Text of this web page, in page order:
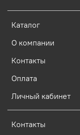
Каталог
О компании
Контакты
Оплата
Личный кабинет
Контакты